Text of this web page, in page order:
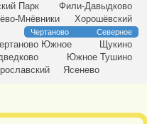
Парк
Фили-Давыдково
Мнёвники
Хорошёвский
Чертаново Северное
Южное
Щукино
Южное Тушино
Ясенево